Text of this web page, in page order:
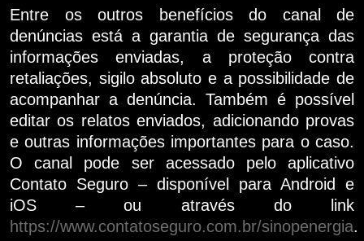
Entre os outros benefícios do canal de
denúncias está a garantia de segurança das
informações enviadas, a proteção contra
retaliações, sigilo absoluto e a possibilidade de
acompanhar a denúncia. Também é possível
editar os relatos enviados, adicionando provas
e outras informações importantes para o caso.
O canal pode ser acessado pelo aplicativo
Contato Seguro – disponível para Android e
iOS – ou através do link
https://www.contatoseguro.com.br/sinopenergia.